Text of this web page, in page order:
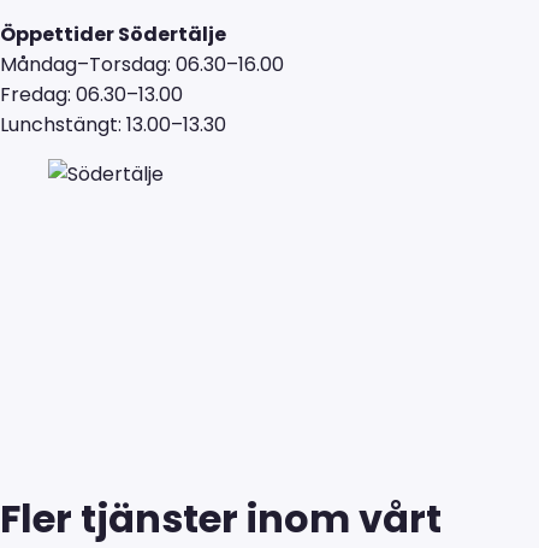
Öppettider Södertälje
Måndag–Torsdag: 06.30–16.00
Fredag: 06.30–13.00
Lunchstängt: 13.00–13.30
Fler tjänster inom vårt